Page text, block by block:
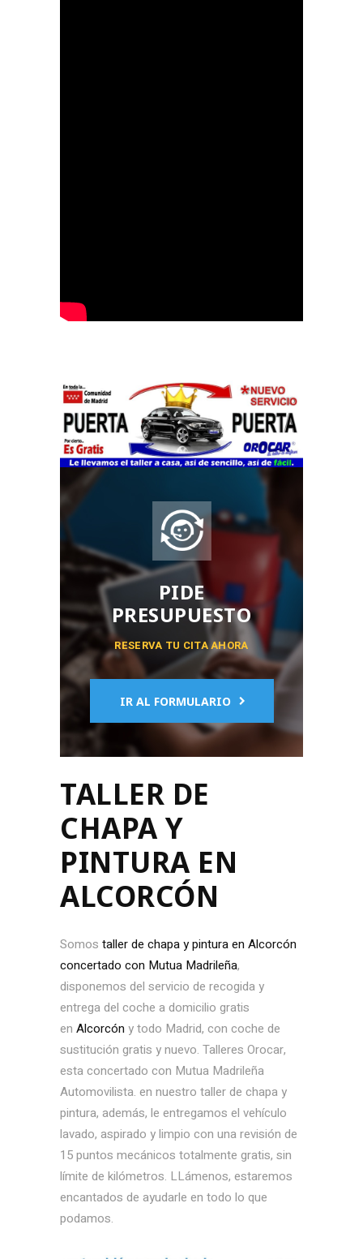
PIDE
PRESUPUESTO
RESERVA TU CITA AHORA
IR AL FORMULARIO
TALLER DE
CHAPA Y
PINTURA EN
ALCORCÓN
Somos taller de chapa y pintura en Alcorcón
concertado con Mutua Madrileña,
disponemos del servicio de recogida y
entrega del coche a domicilio gratis
en Alcorcón y todo Madrid, con coche de
sustitución gratis y nuevo. Talleres Orocar,
esta concertado con Mutua Madrileña
Automovilista. en nuestro taller de chapa y
pintura, además, le entregamos el vehículo
lavado, aspirado y limpio con una revisión de
15 puntos mecánicos totalmente gratis, sin
límite de kilómetros. LLámenos, estaremos
encantados de ayudarle en todo lo que
podamos.